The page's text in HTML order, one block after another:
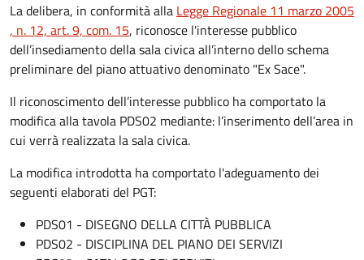
La delibera, in conformità alla Legge Regionale 11 marzo 2005
, n. 12, art. 9, com. 15, riconosce l'interesse pubblico
dell’insediamento della sala civica all’interno dello schema
preliminare del piano attuativo denominato "Ex Sace".
Il riconoscimento dell’interesse pubblico ha comportato la
modifica alla tavola PDS02 mediante: l’inserimento dell’area in
cui verrà realizzata la sala civica.
La modifica introdotta ha comportato l'adeguamento dei
seguenti elaborati del PGT:
PDS01 - DISEGNO DELLA CITTÀ PUBBLICA
PDS02 - DISCIPLINA DEL PIANO DEI SERVIZI